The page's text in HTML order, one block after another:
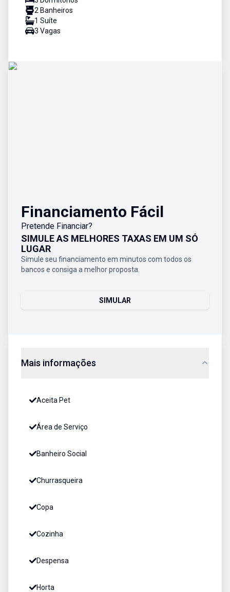
2 Banheiros
1 Suíte
3 Vagas
Financiamento Fácil
Pretende Financiar?
SIMULE AS MELHORES TAXAS EM UM SÓ
LUGAR
Simule seu financiamento em minutos com todos os
bancos e consiga a melhor proposta.
SIMULAR
Mais informações
Aceita Pet
Área de Serviço
Banheiro Social
Churrasqueira
Copa
Cozinha
Despensa
Horta